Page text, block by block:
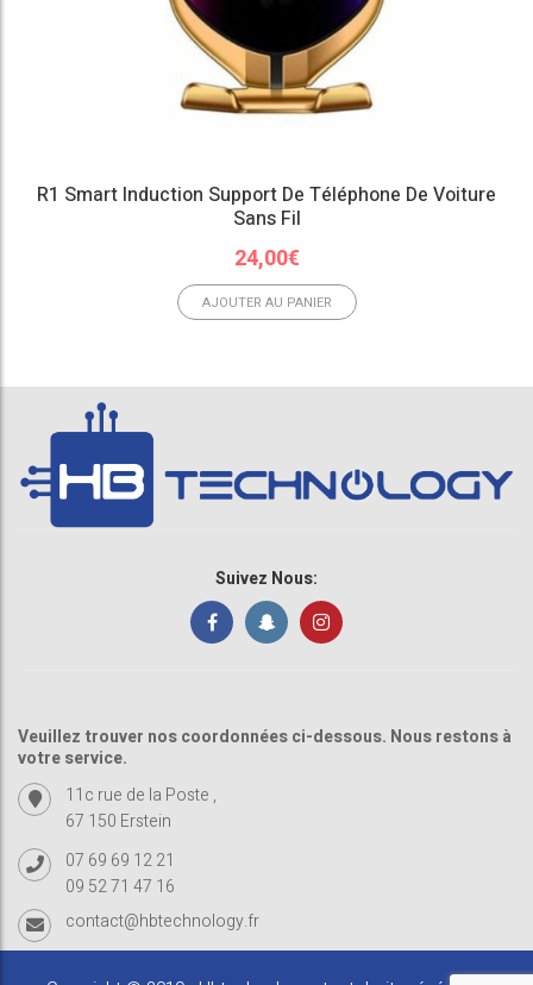
R1 Smart Induction Support De Téléphone De Voiture
Sans Fil
24,00€
AJOUTER AU PANIER
Suivez Nous:
Veuillez trouver nos coordonnées ci-dessous. Nous restons à
votre service.
11c rue de la Poste ,
67 150 Erstein
07 69 69 12 21
09 52 71 47 16
contact@hbtechnology.fr